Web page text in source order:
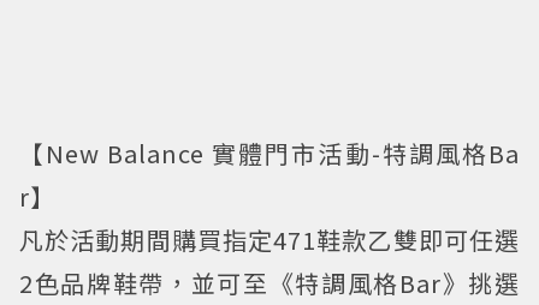
【New Balance 實體門市活動-特調風格Ba
r】
凡於活動期間購買指定471鞋款乙雙即可任選
2色品牌鞋帶，並可至《特調風格Bar》挑選